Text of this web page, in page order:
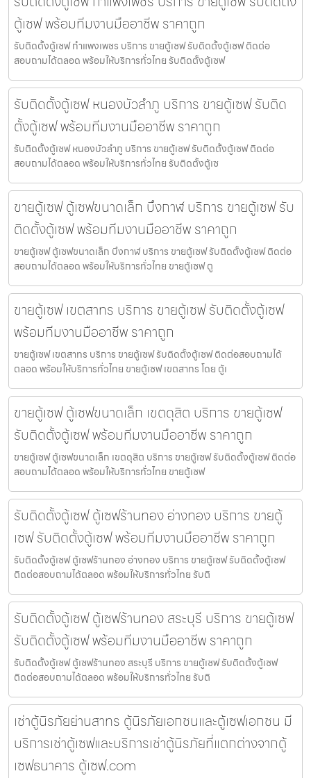
ตู้เซฟ พร้อมทีมงานมืออาชีพ ราคาถูก
รับติดตั้งตู้เซฟ กำแพงเพชร บริการ ขายตู้เซฟ รับติดตั้งตู้เซฟ ติดต่อ
สอบถามได้ตลอด พร้อมให้บริการทั่วไทย รับติดตั้งตู้เซฟ
รับติดตั้งตู้เซฟ หนองบัวลำภู บริการ ขายตู้เซฟ รับติด
ตั้งตู้เซฟ พร้อมทีมงานมืออาชีพ ราคาถูก
รับติดตั้งตู้เซฟ หนองบัวลำภู บริการ ขายตู้เซฟ รับติดตั้งตู้เซฟ ติดต่อ
สอบถามได้ตลอด พร้อมให้บริการทั่วไทย รับติดตั้งตู้เซ
ขายตู้เซฟ ตู้เซฟขนาดเล็ก บึงกาฬ บริการ ขายตู้เซฟ รับ
ติดตั้งตู้เซฟ พร้อมทีมงานมืออาชีพ ราคาถูก
ขายตู้เซฟ ตู้เซฟขนาดเล็ก บึงกาฬ บริการ ขายตู้เซฟ รับติดตั้งตู้เซฟ ติดต่อ
สอบถามได้ตลอด พร้อมให้บริการทั่วไทย ขายตู้เซฟ ตู
ขายตู้เซฟ เขตสาทร บริการ ขายตู้เซฟ รับติดตั้งตู้เซฟ
พร้อมทีมงานมืออาชีพ ราคาถูก
ขายตู้เซฟ เขตสาทร บริการ ขายตู้เซฟ รับติดตั้งตู้เซฟ ติดต่อสอบถามได้
ตลอด พร้อมให้บริการทั่วไทย ขายตู้เซฟ เขตสาทร โดย ตู้เ
ขายตู้เซฟ ตู้เซฟขนาดเล็ก เขตดุสิต บริการ ขายตู้เซฟ
รับติดตั้งตู้เซฟ พร้อมทีมงานมืออาชีพ ราคาถูก
ขายตู้เซฟ ตู้เซฟขนาดเล็ก เขตดุสิต บริการ ขายตู้เซฟ รับติดตั้งตู้เซฟ ติดต่อ
สอบถามได้ตลอด พร้อมให้บริการทั่วไทย ขายตู้เซฟ
รับติดตั้งตู้เซฟ ตู้เซฟร้านทอง อ่างทอง บริการ ขายตู้
เซฟ รับติดตั้งตู้เซฟ พร้อมทีมงานมืออาชีพ ราคาถูก
รับติดตั้งตู้เซฟ ตู้เซฟร้านทอง อ่างทอง บริการ ขายตู้เซฟ รับติดตั้งตู้เซฟ
ติดต่อสอบถามได้ตลอด พร้อมให้บริการทั่วไทย รับติ
รับติดตั้งตู้เซฟ ตู้เซฟร้านทอง สระบุรี บริการ ขายตู้เซฟ
รับติดตั้งตู้เซฟ พร้อมทีมงานมืออาชีพ ราคาถูก
รับติดตั้งตู้เซฟ ตู้เซฟร้านทอง สระบุรี บริการ ขายตู้เซฟ รับติดตั้งตู้เซฟ
ติดต่อสอบถามได้ตลอด พร้อมให้บริการทั่วไทย รับติ
เช่าตู้นิรภัยย่านสาทร ตู้นิรภัยเอกชนและตู้เซฟเอกชน มี
บริการเช่าตู้เซฟและบริการเช่าตู้นิรภัยที่แตกต่างจากตู้
เซฟธนาคาร ตู้เซฟ.com